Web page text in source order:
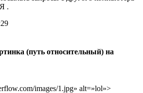
.
(путь относительный) на
images/1.jpg» alt=»lol»>